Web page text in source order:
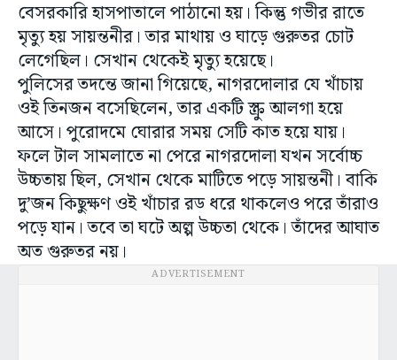
বেসরকারি হাসপাতালে পাঠানো হয়। কিন্তু গভীর রাতে
মৃত্যু হয় সায়ন্তনীর। তার মাথায় ও ঘাড়ে গুরুতর চোট
লেগেছিল। সেখান থেকেই মৃত্যু হয়েছে।
পুলিসের তদন্তে জানা গিয়েছে, নাগরদোলার যে খাঁচায়
ওই তিনজন বসেছিলেন, তার একটি স্ক্রু আলগা হয়ে
আসে। পুরোদমে ঘোরার সময় সেটি কাত হয়ে যায়।
ফলে টাল সামলাতে না পেরে নাগরদোলা যখন সর্বোচ্চ
উচ্চতায় ছিল, সেখান থেকে মাটিতে পড়ে সায়ন্তনী। বাকি
দু’জন কিছুক্ষণ ওই খাঁচার রড ধরে থাকলেও পরে তাঁরাও
পড়ে যান। তবে তা ঘটে অল্প উচ্চতা থেকে। তাঁদের আঘাত
অত গুরুতর নয়।
ADVERTISEMENT